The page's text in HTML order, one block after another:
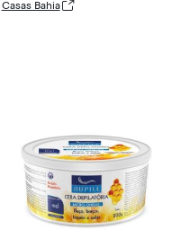
Casas Bahia